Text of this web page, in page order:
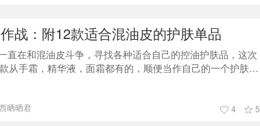
战：附12款适合混油皮的护肤单品
直在和混油皮斗争，寻找各种适合自己的控油护肤品，这次
从手霜，精华液，面霜都有的，顺便当作自己的一个护肤记
妈期会爆痘在下巴附近、但平常不太长痘。整理了12款自觉
的产品，都是空瓶后可以回购的产品，希望能带给宝宝们些
晒晒君 4 5